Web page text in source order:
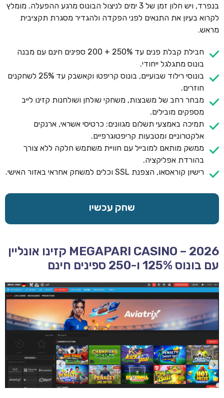
בנפרד, ויש חלון זמן של 3 ימים לניצול הבונוס מרגע ההפעלה. מומלץ
לקרוא בעיון את התנאים לפני הפקדה ולהגדיר מסגרת תקציבית
מראש.
חבילת קבלת פנים עד 250% + 200 ספינים חינם עם מבנה
בונוס מתגלגל ייחודי.
בונוסי רילוד שבועיים, בונוס קריפטו וקאשבק עד 25% לשחקנים
חוזרים.
מבחר רחב של משבצות, משחקי שולחן ושולחנות קזינו לייב
מספקים מובילים.
תמיכה באמצעי תשלום מגוונים: כרטיסי אשראי, ארנקים
אלקטרוניים ומטבעות קריפטוגרפיים.
ממשק מותאם למובייל עם חוויית משתמש חלקה ללא צורך
בהורדת אפליקציה.
רישיון קוראסאו, הצפנת SSL וכלים למשחק אחראי באזור האישי.
שחק עכשיו
MEGAPARI CASINO – 2026 קזינו אונליין
עם בונוס 125% ו-250 ספינים חינם